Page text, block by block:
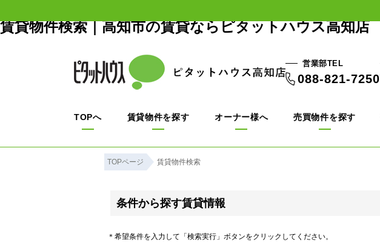
賃貸物件検索｜高知市の賃貸ならピタットハウス高知店
営業部TEL
088-821-7250
TOPへ 賃貸物件を探す オーナー様へ 売買物件を探す
TOPページ 賃貸物件検索
条件から探す賃貸情報
＊希望条件を入力して「検索実行」ボタンをクリックしてください。